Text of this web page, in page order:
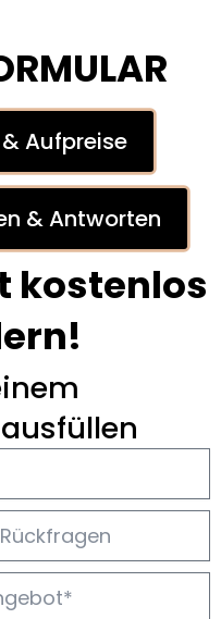
Aufpreise
& Antworten
kostenlos